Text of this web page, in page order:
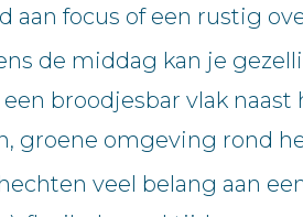
aan focus of een rustig
de middag kan je
een broodjesbar vlak
groene omgeving rond
veel belang aan